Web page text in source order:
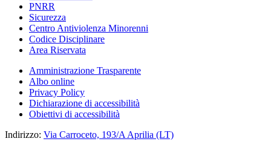
PNRR
Sicurezza
Centro Antiviolenza Minorenni
Codice Disciplinare
Area Riservata
Amministrazione Trasparente
Albo online
Privacy Policy
Dichiarazione di accessibilità
Obiettivi di accessibilità
Indirizzo: Via Carroceto, 193/A Aprilia (LT)